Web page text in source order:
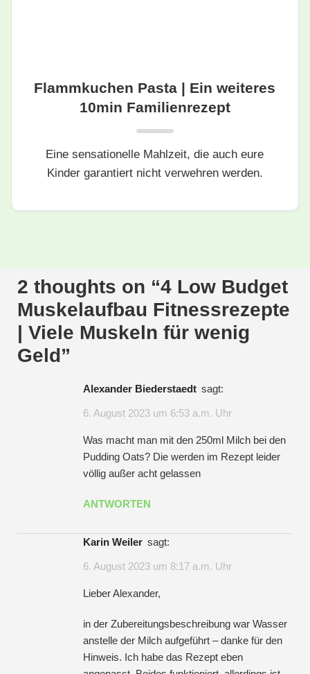
Flammkuchen Pasta | Ein weiteres
10min Familienrezept
Eine sensationelle Mahlzeit, die auch eure
Kinder garantiert nicht verwehren werden.
2 thoughts on “4 Low Budget
Muskelaufbau Fitnessrezepte
| Viele Muskeln für wenig
Geld”
Alexander Biederstaedt sagt:
6. August 2023 um 6:53 a.m. Uhr
Was macht man mit den 250ml Milch bei den
Pudding Oats? Die werden im Rezept leider
völlig außer acht gelassen
ANTWORTEN
Karin Weiler sagt:
6. August 2023 um 8:17 a.m. Uhr
Lieber Alexander,
in der Zubereitungsbeschreibung war Wasser
anstelle der Milch aufgeführt – danke für den
Hinweis. Ich habe das Rezept eben